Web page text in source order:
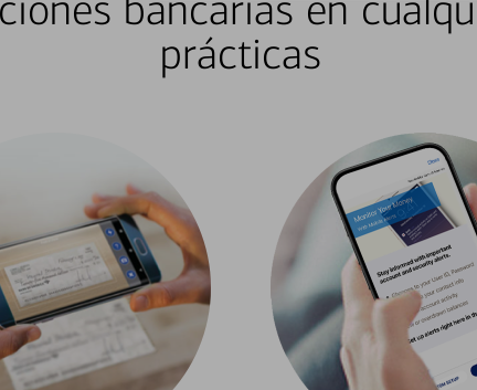
bancarias en
prácticas